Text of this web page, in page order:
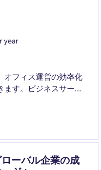
year
オフィス運営の効率化
ます。ビジネスサービ
ローバル企業の成